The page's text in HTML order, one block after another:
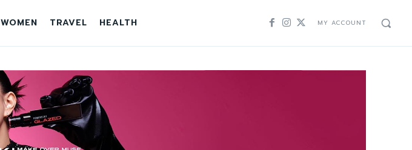
WOMEN TRAVEL HEALTH MY ACCOUNT